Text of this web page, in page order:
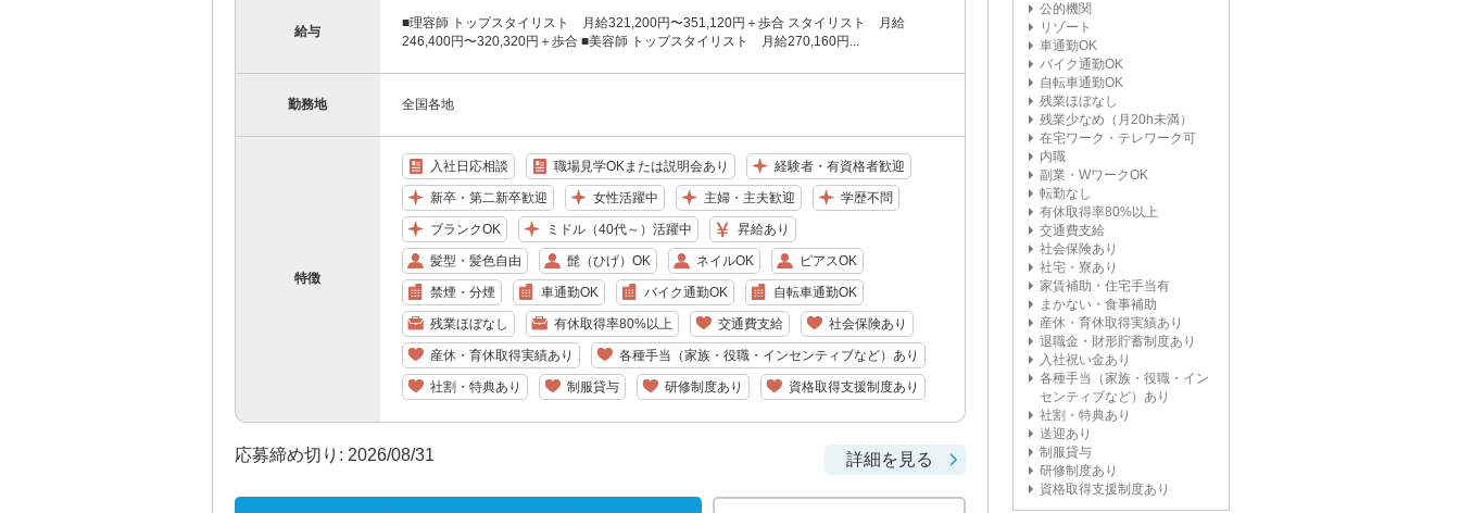
給与
■理容師 トップスタイリスト 月給321,200円〜351,120円＋歩合 スタイリスト 月給
246,400円〜320,320円＋歩合 ■美容師 トップスタイリスト 月給270,160円...
勤務地 全国各地
特徴
入社日応相談 職場見学OKまたは説明会あり 経験者・有資格者歓迎
新卒・第二新卒歓迎 女性活躍中 主婦・主夫歓迎 学歴不問
ブランクOK ミドル（40代～）活躍中 昇給あり
髪型・髪色自由 髭（ひげ）OK ネイルOK ピアスOK
禁煙・分煙 車通勤OK バイク通勤OK 自転車通勤OK
残業ほぼなし 有休取得率80%以上 交通費支給 社会保険あり
産休・育休取得実績あり 各種手当（家族・役職・インセンティブなど）あり
社割・特典あり 制服貸与 研修制度あり 資格取得支援制度あり
応募締め切り: 2026/08/31 詳細を見る
公的機関
リゾート
車通勤OK
バイク通勤OK
自転車通勤OK
残業ほぼなし
残業少なめ（月20h未満）
在宅ワーク・テレワーク可
内職
副業・WワークOK
転勤なし
有休取得率80%以上
交通費支給
社会保険あり
社宅・寮あり
家賃補助・住宅手当有
まかない・食事補助
産休・育休取得実績あり
退職金・財形貯蓄制度あり
入社祝い金あり
各種手当（家族・役職・イン
センティブなど）あり
社割・特典あり
送迎あり
制服貸与
研修制度あり
資格取得支援制度あり